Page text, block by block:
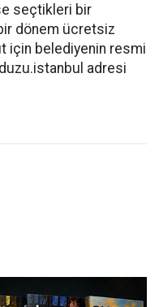
seçtikleri bir
dönem ücretsiz
için belediyenin resmi
adresi